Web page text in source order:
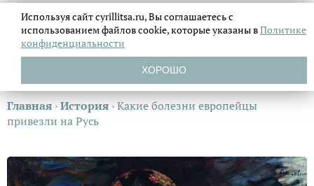
Главная ›История ›Какие болезни европейцы
привезли на Русь
Используя сайт cyrillitsa.ru, Вы соглашаетесь с
использованием файловcookie, которые указаны вПолитике
конфиденциальности
ХОРОШО